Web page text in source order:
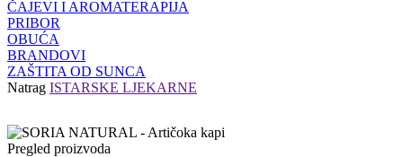
ČAJEVI I AROMATERAPIJA
PRIBOR
OBUĆA
BRANDOVI
ZAŠTITA OD SUNCA
Natrag ISTARSKE LJEKARNE
Pregled proizvoda